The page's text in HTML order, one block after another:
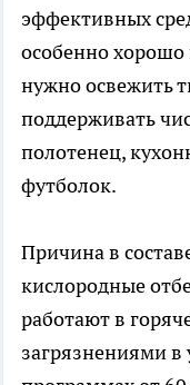
эффективных
особенно хорошо
нужно освежить
поддерживать
полотенец,
футболок.
Причина в
кислородные
работают в
загрязнениями в